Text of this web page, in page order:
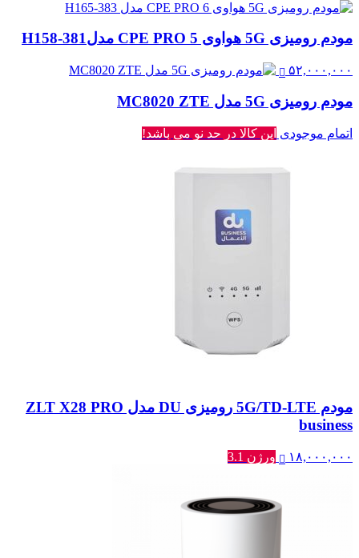
مودم رومیزی 5G هواوی CPE PRO 5 مدلH158-381
۵۲,۰۰۰,۰۰۰
مودم رومیزی 5G مدل MC8020 ZTE
اتمام موجودی این کالا در حد نو می باشد!
مودم 5G/TD-LTE رومیزی DU مدل ZLT X28 PRO
business
۱۸,۰۰۰,۰۰۰ ورژن 3.1